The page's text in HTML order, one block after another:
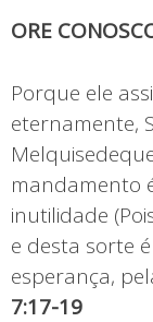
ORE
Porque ele
eternamente,
mandamento
inutilidade
e desta sorte
esperança,
7:17-19